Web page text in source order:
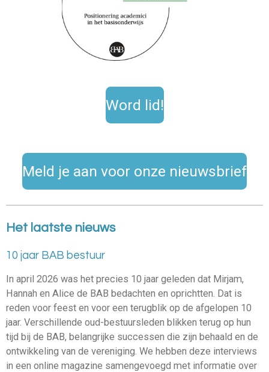
Word lid!
Meld je aan voor onze nieuwsbrief
Het laatste nieuws
10 jaar BAB bestuur
In april 2026 was het precies 10 jaar geleden dat Mirjam,
Hannah en Alice de BAB bedachten en oprichtten. Dat is
reden voor feest en voor een terugblik op de afgelopen 10
jaar. Verschillende oud-bestuursleden blikken terug op hun
tijd bij de BAB, belangrijke successen die zijn behaald en de
ontwikkeling van de vereniging. We hebben deze interviews
in een online magazine samengevoegd met informatie over